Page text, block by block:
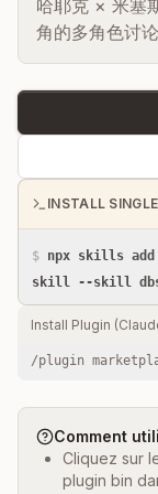
哈耶克 × 米塞
角的多角色讨论
INSTALL
$ npx skills add
skill --skill dbs-
Install Plugin
/plugin
Comment
Cliquez sur
plugin bin